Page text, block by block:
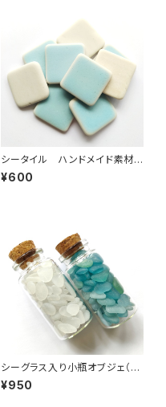
シータイル ハンドメイド素材
（水色・正方形）PS-8
¥600
シーグラス入り小瓶オブジェ（
水色系or白色系 ）BZ-001
¥950